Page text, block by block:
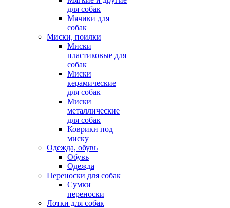
для собак
Мячики для
собак
Миски, поилки
Миски
пластиковые для
собак
Миски
керамические
для собак
Миски
металлические
для собак
Коврики под
миску
Одежда, обувь
Обувь
Одежда
Переноски для собак
Сумки
переноски
Лотки для собак